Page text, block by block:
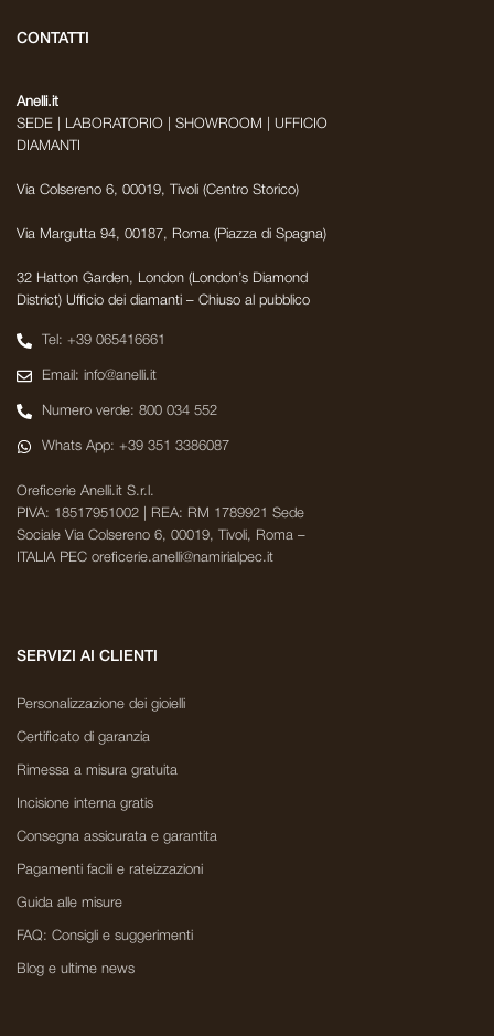
CONTATTI
Anelli.it
SEDE | LABORATORIO | SHOWROOM | UFFICIO
DIAMANTI
Via Colsereno 6, 00019, Tivoli (Centro Storico)
Via Margutta 94, 00187, Roma (Piazza di Spagna)
32 Hatton Garden, London (London’s Diamond
District) Ufficio dei diamanti – Chiuso al pubblico
Tel: +39 065416661
Email: info@anelli.it
Numero verde: 800 034 552
Whats App: +39 351 3386087
Oreficerie Anelli.it S.r.l.
PIVA: 18517951002 | REA: RM 1789921 Sede
Sociale Via Colsereno 6, 00019, Tivoli, Roma –
ITALIA PEC oreficerie.anelli@namirialpec.it
SERVIZI AI CLIENTI
Personalizzazione dei gioielli
Certificato di garanzia
Rimessa a misura gratuita
Incisione interna gratis
Consegna assicurata e garantita
Pagamenti facili e rateizzazioni
Guida alle misure
FAQ: Consigli e suggerimenti
Blog e ultime news